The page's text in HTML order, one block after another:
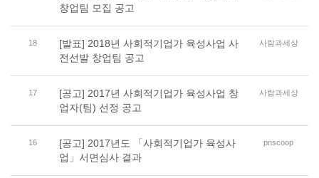
창업팀 모집 공고
18
[발표] 2018년 사회적기업가 육성사업 사
전선발 창업팀 공고
사람과세상
17
[공고] 2017년 사회적기업가 육성사업 창
업자(팀) 선정 공고
사람과세상
16
[공고] 2017년도 「사회적기업가 육성사
업」서면심사 결과
pnscoop